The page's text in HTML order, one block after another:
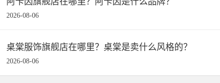
2026-08-06
桌棠服饰旗舰店在哪里？桌棠是卖什么风格的？
2026-08-06